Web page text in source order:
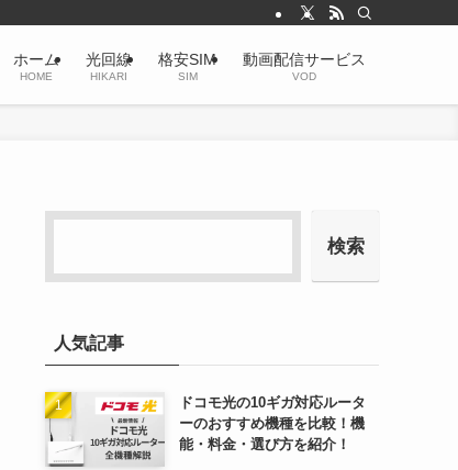
ホーム
HOME
光回線
HIKARI
格安SIM
SIM
動画配信サービス
VOD
検索
人気記事
ドコモ光の10ギガ対応ルータ
ーのおすすめ機種を比較！機
能・料金・選び方を紹介！